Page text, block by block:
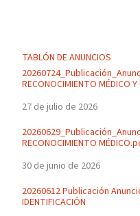
TABLÓN DE ANUNCIOS
RECONOCIMIENTO MÉDICO
27 de julio de 2026
RECONOCIMIENTO
30 de junio de 2026
20260612 Publicación
IDENTIFICACIÓN